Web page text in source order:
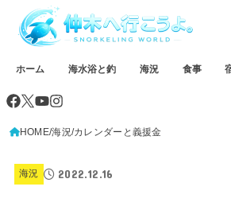
ホーム 海水浴と釣 海況 食事
HOME 海況 カレンダーと義援金
海況 2022.12.16